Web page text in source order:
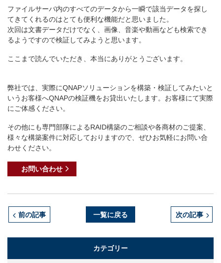
ファイルサーバ内のすべてのデータから一瞬で該当データを探し
てきてくれるのはとても便利な機能だと思いました。
次回は文書データだけでなく、画像、音楽や動画なども検索でき
るようですので検証してみようと思います。
ここまで読んでいただき、本当にありがとうございます。
弊社では、実際にQNAPソリューションを構築・検証してみたいと
いうお客様へQNAPの検証機をお貸出いたします。お客様にて実際
にご体感ください。
その他にも専門部隊によるRAID構築のご相談や各商材のご提案、
様々な構築案件に対応しておりますので、ぜひお気軽にお問い合
わせください。
お問い合わせ
前の記事 一覧に戻る 次の記事
カテゴリー